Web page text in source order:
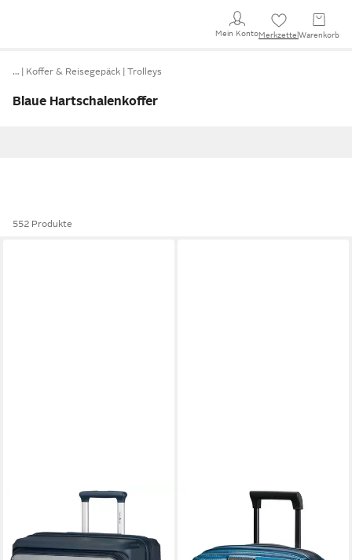
Mein KontoMerkzettel Warenkorb
… Koffer & Reisegepäck Trolleys
Blaue Hartschalenkoffer
552 Produkte